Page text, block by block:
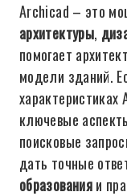
Archicad – это
архитектуры,
помогает
модели зданий.
ключевые
поисковые
дать точные
образованияи